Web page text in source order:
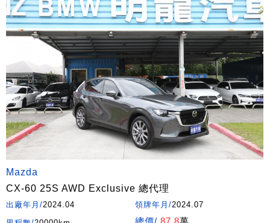
Mazda
CX-60 25S AWD Exclusive 總代理
出廠年月/2024.04 領牌年月/2024.07
總價/ 87.8萬